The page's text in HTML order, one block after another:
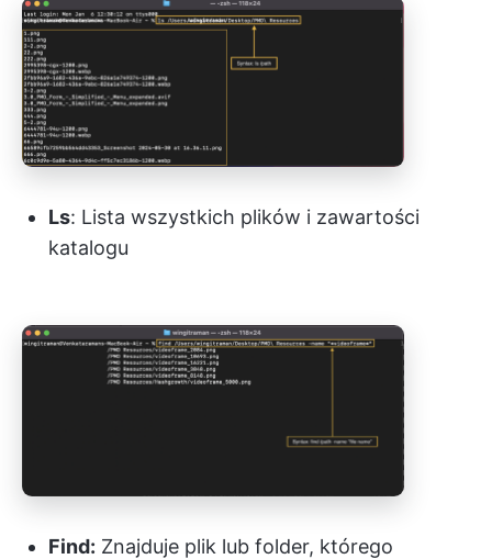
Ls: Lista wszystkich plików i zawartości
katalogu
Find: Znajduje plik lub folder, którego